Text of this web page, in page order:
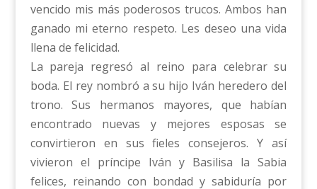
vencido mis más poderosos trucos. Ambos han
ganado mi eterno respeto. Les deseo una vida
llena de felicidad.
La pareja regresó al reino para celebrar su
boda. El rey nombró a su hijo Iván heredero del
trono. Sus hermanos mayores, que habían
encontrado nuevas y mejores esposas se
convirtieron en sus fieles consejeros. Y así
vivieron el príncipe Iván y Basilisa la Sabia
felices, reinando con bondad y sabiduría por